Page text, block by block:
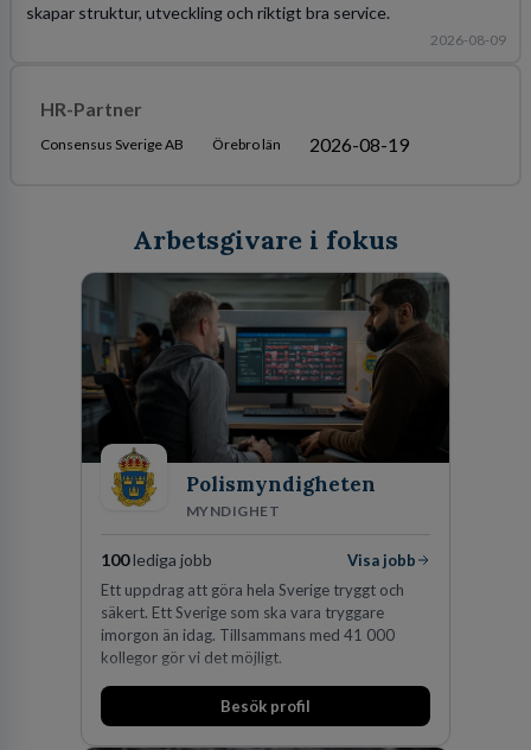
skapar struktur, utveckling och riktigt bra service.
2026-08-09
HR-Partner
Consensus Sverige AB Örebro län 2026-08-19
Arbetsgivare i fokus
Polismyndigheten
MYNDIGHET
100lediga jobb
Visa jobb
Ett uppdrag att göra hela Sverige tryggt och
säkert. Ett Sverige som ska vara tryggare
imorgon än idag. Tillsammans med 41 000
kollegor gör vi det möjligt.
Besök profil